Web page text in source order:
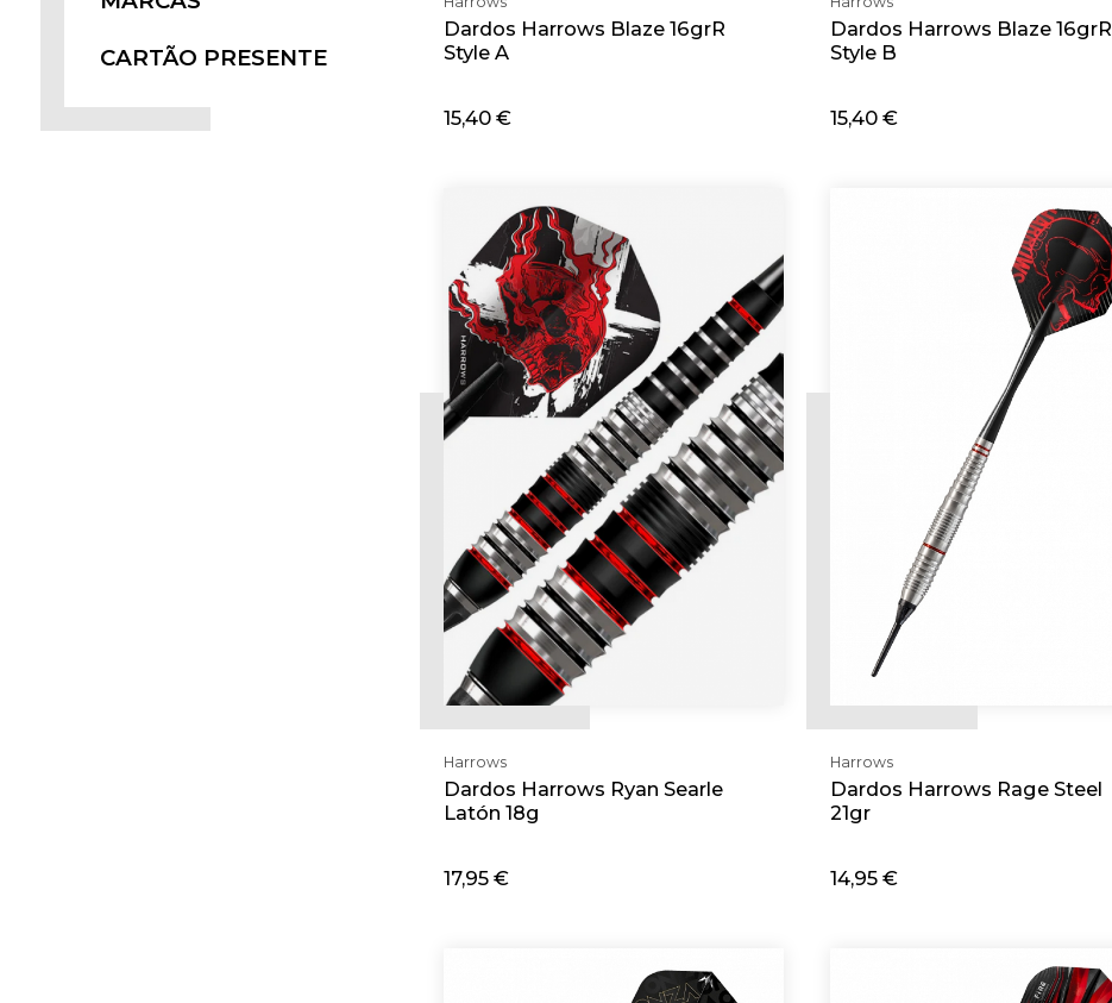
CARTÃO PRESENTE
Dardos Harrows Blaze 16grR
Style A
15,40 €
Dardos Harrows Blaze 16grR
Style B
15,40 €
Harrows
Dardos Harrows Ryan Searle
Latón 18g
17,95 €
Harrows
Dardos Harrows Rage Steel
21gr
14,95 €